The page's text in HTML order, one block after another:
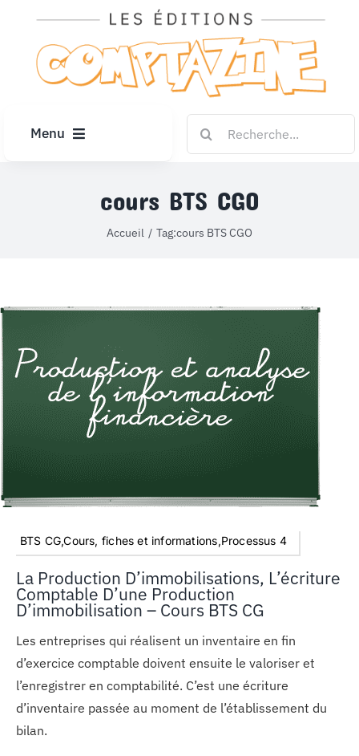
contenu
Menu
MON COMPTE
STUDORIA
cours BTS CGO
Accueil Tag:cours BTS CGO
BTS CG,Cours, fiches et informations,Processus 4
La Production D’immobilisations, L’écriture
Comptable D’une Production
D’immobilisation – Cours BTS CG
Les entreprises qui réalisent un inventaire en fin
d’exercice comptable doivent ensuite le valoriser et
l’enregistrer en comptabilité. C’est une écriture
d’inventaire passée au moment de l’établissement du
bilan.